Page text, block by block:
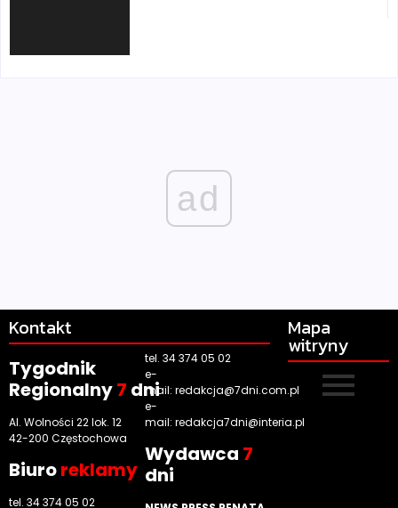
ad
Kontakt
Tygodnik
Regionalny7 dni
Al. Wolności 22 lok. 12
42-200 Częstochowa
Biuroreklamy
tel. 34 374 05 02
tel. 34 374 05 02
e-
mail: redakcja@7dni.com.pl
e-
mail: redakcja7dni@interia.pl
Wydawca 7
dni
Mapa
witryny